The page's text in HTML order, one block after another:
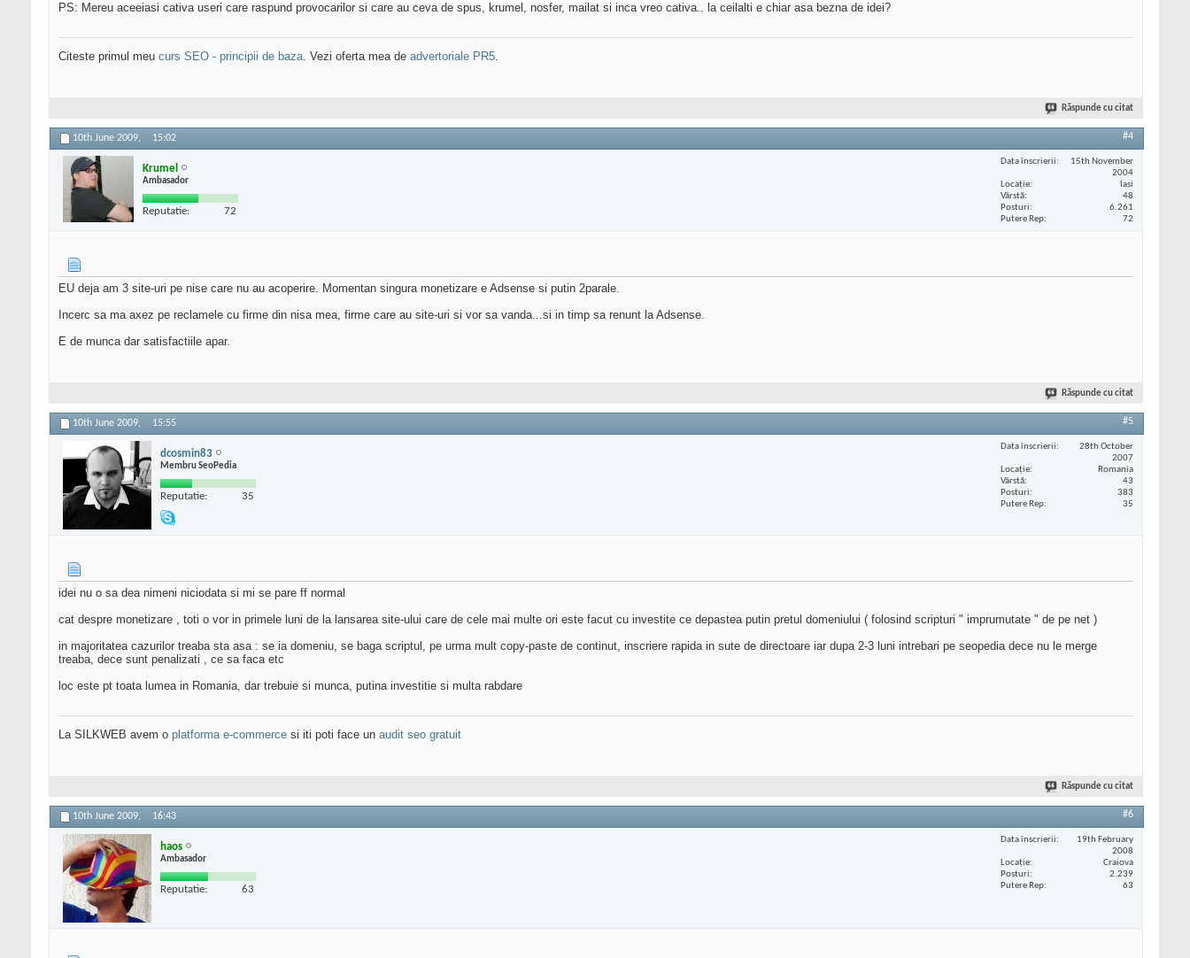
PS: Mereu aceeiasi cativa useri care raspund provocarilor si care au ceva de spus, krumel, nosfer, mailat si inca vreo cativa.. la ceilalti e chiar asa bezna de idei?
Citeste primul meu curs SEO - principii de baza. Vezi oferta mea de advertoriale PR5.
Răspunde cu citat
10th June 2009, 15:02 #4
Krumel
Ambasador
Reputatie: 72
Data înscrierii
15th November
2004
Locaţie
Iasi
Vârstă
48
Posturi
6.261
Putere Rep
72
EU deja am 3 site-uri pe nise care nu au acoperire. Momentan singura monetizare e Adsense si putin 2parale.
Incerc sa ma axez pe reclamele cu firme din nisa mea, firme care au site-uri si vor sa vanda...si in timp sa renunt la Adsense.
E de munca dar satisfactiile apar.
Răspunde cu citat
10th June 2009, 15:55 #5
dcosmin83
Membru SeoPedia
Reputatie: 35
Data înscrierii
28th October
2007
Locaţie
Romania
Vârstă
43
Posturi
383
Putere Rep
35
idei nu o sa dea nimeni niciodata si mi se pare ff normal
cat despre monetizare , toti o vor in primele luni de la lansarea site-ului care de cele mai multe ori este facut cu investite ce depastea putin pretul domeniului ( folosind scripturi " imprumutate " de pe net )
in majoritatea cazurilor treaba sta asa : se ia domeniu, se baga scriptul, pe urma mult copy-paste de continut, inscriere rapida in sute de directoare iar dupa 2-3 luni intrebari pe seopedia dece nu le merge
treaba, dece sunt penalizati , ce sa faca etc
loc este pt toata lumea in Romania, dar trebuie si munca, putina investitie si multa rabdare
La SILKWEB avem o platforma e-commerce si iti poti face un audit seo gratuit
Răspunde cu citat
10th June 2009, 16:43 #6
haos
Ambasador
Reputatie: 63
Data înscrierii
19th February
2008
Locaţie
Craiova
Posturi
2.239
Putere Rep
63